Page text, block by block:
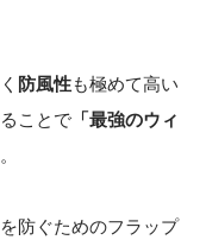
防風性も極めて高い
ことで 「最強のウィ
防ぐためのフラップ